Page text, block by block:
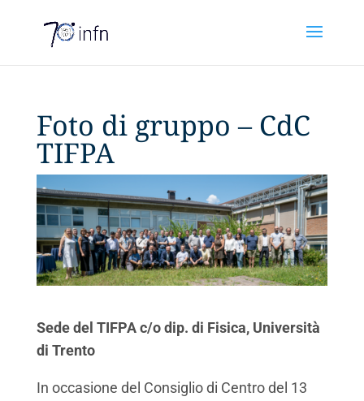
Foto di gruppo – CdC
TIFPA
Sede del TIFPA c/o dip. di Fisica, Università
di Trento
In occasione del Consiglio di Centro del 13